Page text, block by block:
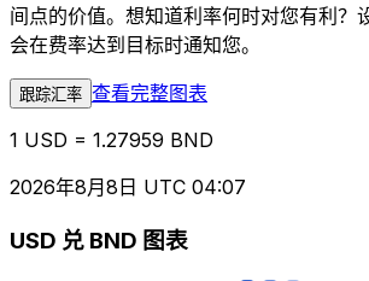
间点的价值。想知道利率何时对您有利？
会在费率达到目标时通知您。
跟踪汇率 查看完整图表
1 USD = 1.27959 BND
2026年8月8日 UTC 04:07
USD 兑 BND 图表